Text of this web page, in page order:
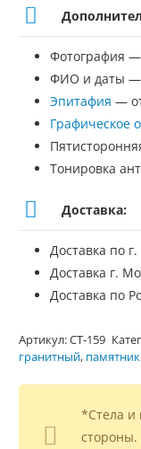
Фотография —
ФИО и даты —
Эпитафия —
Графическое
Тонировка
Доставка:
Доставка по
Доставка г.
Доставка по
Артикул:СТ-159
гранитный,
*Стела и
стороны.